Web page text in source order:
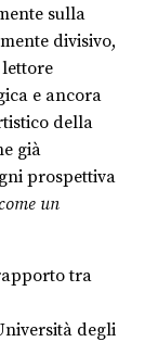
sulla
divisivo,
e ancora
della
già
prospettiva
un
tra
degli